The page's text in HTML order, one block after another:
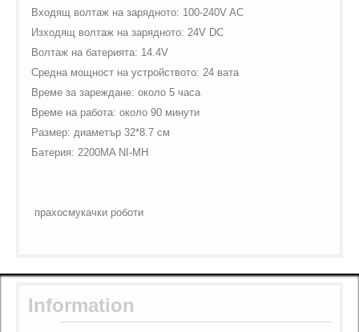
Входящ волтаж на зарядното: 100-240V AC
Изходящ волтаж на зарядното: 24V DC
Волтаж на батерията: 14.4V
Средна мощност на устройството: 24 вата
Време за зареждане: около 5 часа
Време на работа: около 90 минути
Размер: диаметър 32*8.7 см
Батерия: 2200MA NI -MH
прахосмукачки роботи
Information